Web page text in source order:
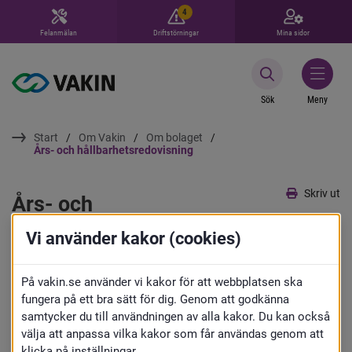
Felanmälan
4
Driftstörningar Mina sidor
Sök Meny
Start Om Vakin
Om bolaget
Års- och hållbarhetsredovisning
Skriv ut
Års- och
hållbarhetsredovisning
En årsredovisning är en
sammanställning av en organisations
räkenskaper och förvaltning för ett
Vi använder kakor (cookies)
På vakin.se använder vi kakor för att webbplatsen ska
fungera på ett bra sätt för dig. Genom att godkänna
samtycker du till användningen av alla kakor. Du kan också
välja att anpassa vilka kakor som får användas genom att